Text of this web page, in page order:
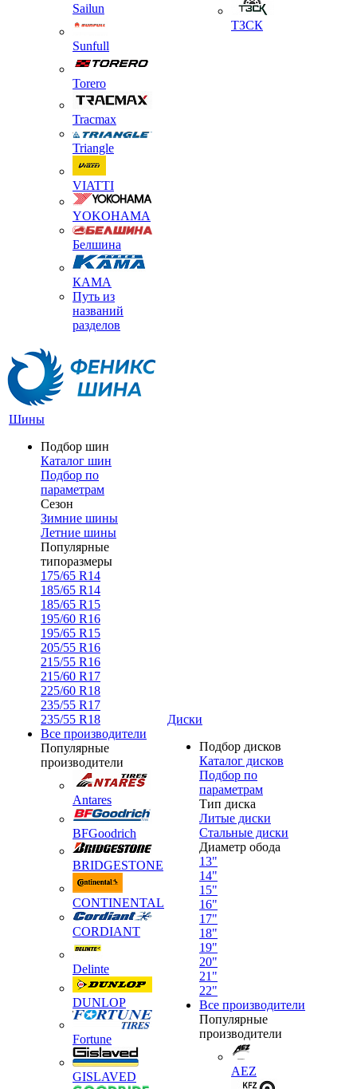
Sailun
Sunfull
Torero
Tracmax
Triangle
VIATTI
YOKOHAMA
Белшина
КАМА
Путь из
названий
разделов
ТЗСК
Шины
Подбор шин
Каталог шин
Подбор по
параметрам
Сезон
Зимние шины
Летние шины
Популярные
типоразмеры
175/65 R14
185/65 R14
185/65 R15
195/60 R16
195/65 R15
205/55 R16
215/55 R16
215/60 R17
225/60 R18
235/55 R17
235/55 R18
Все производители
Популярные
производители
Antares
BFGoodrich
BRIDGESTONE
CONTINENTAL
CORDIANT
Delinte
DUNLOP
Fortune
GISLAVED
Диски
Подбор дисков
Каталог дисков
Подбор по
параметрам
Тип диска
Литые диски
Стальные диски
Диаметр обода
13"
14"
15"
16"
17"
18"
19"
20"
21"
22"
Все производители
Популярные
производители
AEZ